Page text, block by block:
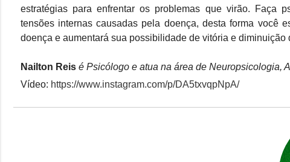
estratégias para enfrentar os problemas que virão. Faça
tensões internas causadas pela doença, desta forma você
doença e aumentará sua possibilidade de vitória e diminuição
Nailton Reis é Psicólogo e atua na área de Neuropsicologia,
Vídeo: https://www.instagram.com/p/DA5txvqpNpA/